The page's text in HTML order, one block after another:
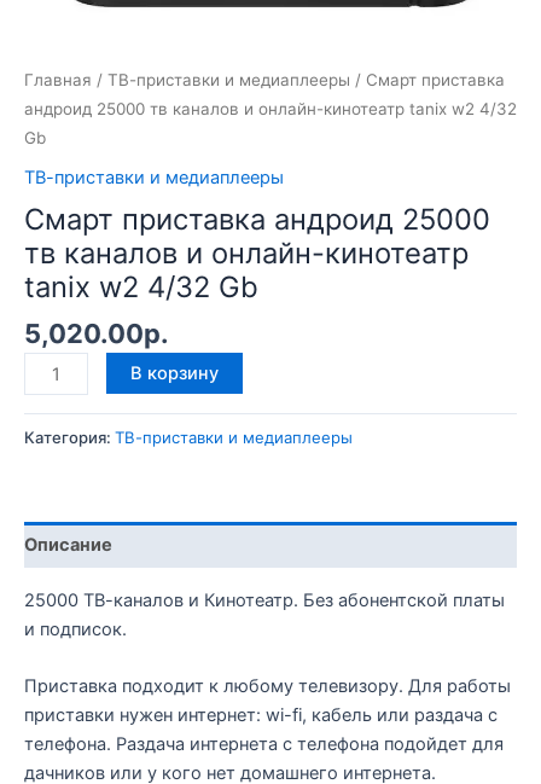
Главная / ТВ-приставки и медиаплееры / Смарт приставка
андроид 25000 тв каналов и онлайн-кинотеатр tanix w2 4/32
Gb
ТВ-приставки и медиаплееры
Смарт приставка андроид 25000
тв каналов и онлайн-кинотеатр
tanix w2 4/32 Gb
5,020.00р.
В корзину
Категория: ТВ-приставки и медиаплееры
Описание
25000 ТВ-каналов и Кинотеатр. Без абонентской платы
и подписок.
Приставка подходит к любому телевизору. Для работы
приставки нужен интернет: wi-fi, кабель или paздачa c
телeфона. Раздача интернета с телефона подойдет для
дачников или у кого нет домашнего интернета.